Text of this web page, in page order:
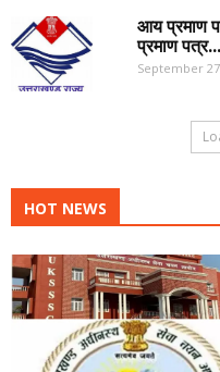
आय प्रमाण
प्रमाण पत्र...
September
HOT NEWS